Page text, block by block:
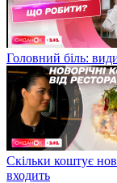
Головний біль:
Скільки коштує
входить